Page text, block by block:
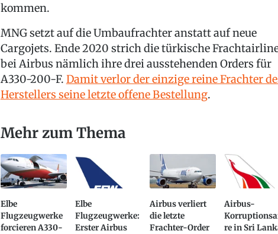
kommen.
MNG setzt auf die Umbaufrachter anstatt auf neue
Cargojets. Ende 2020 strich die türkische
bei Airbus nämlich ihre drei ausstehenden Orders für
A330-200-F. Damit verlor der einzige reine Frachter
Herstellers seine letzte offene Bestellung.
Mehr zum Thema
Elbe
Flugzeugwerke
forcieren A330-
Elbe
Flugzeugwerke:
Erster Airbus
Airbus verliert
die letzte
Frachter-Order
Airbus-
re in Sri